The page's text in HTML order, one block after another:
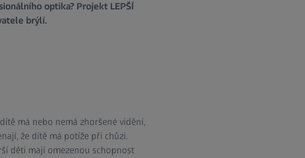
optika? Projekt LEPŠÍ
brýlí.
má nebo nemá zhoršené vidění,
že dítě má potíže při chůzi.
děti mají omezenou schopnost